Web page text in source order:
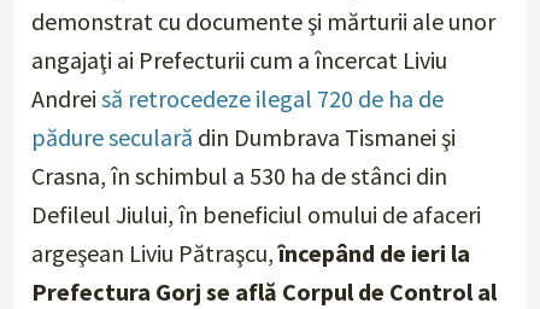
demonstrat cu documente şi mărturii ale unor
angajaţi ai Prefecturii cum a încercat Liviu
Andreisă retrocedeze ilegal 720 de ha de
pădure seculară din Dumbrava Tismanei şi
Crasna, în schimbul a 530 ha de stânci din
Defileul Jiului, în beneficiul omului de afaceri
argeşean Liviu Pătraşcu,începând de ieri la
Prefectura Gorj se află Corpul de Control al